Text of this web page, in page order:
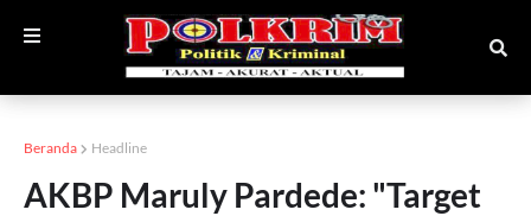
Beranda Headline
AKBP Maruly Pardede: "Target